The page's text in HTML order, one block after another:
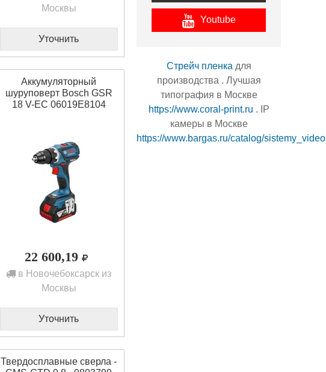
Москвы
Уточнить
Аккумуляторный
шуруповерт Bosch GSR
18 V-EC 06019E8104
22 600,19
в Новочебоксарск из
Москвы
Уточнить
Твердосплавные сверла -
Youtube
Стрейч пленка для
производства . Лучшая
типография в Москве
https://www.coral-print.ru . IP
камеры в Москве
https://www.bargas.ru/catalog/